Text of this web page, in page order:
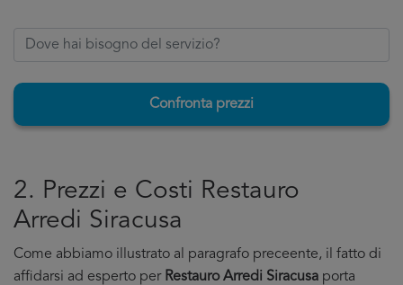
Confronta prezzi
2. Prezzi e Costi Restauro
Arredi Siracusa
Come abbiamo illustrato al paragrafo preceente, il fatto di
affidarsi ad esperto per Restauro Arredi Siracusa porta